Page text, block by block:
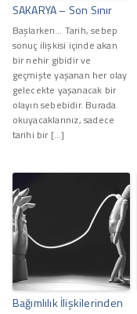
SAKARYA – Son Sınır
Başlarken… Tarih, sebep
sonuç ilişkisi içinde akan
bir nehir gibidir ve
geçmişte yaşanan her olay
gelecekte yaşanacak bir
olayın sebebidir. Burada
okuyacaklarınız, sadece
tarihi bir […]
Bağımlılık İlişkilerinden